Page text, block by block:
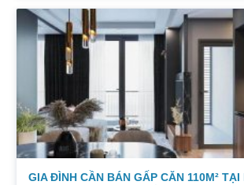
189m² thiết kế 3 phòng ngủ, 2wc, 2 gác
Giá bán 7,4 tỷ. Cả 2 căn chủ nhà đều
thất. Xem nhà liên hệ: 0832133366
GIA ĐÌNH CẦN BÁN GẤP CĂN 110M² TẠI